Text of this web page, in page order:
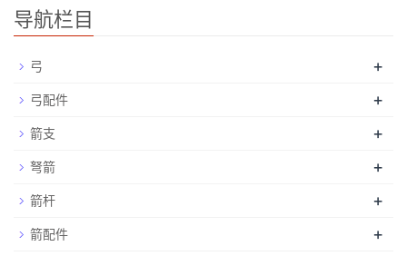
导航栏目
弓 +
弓配件 +
箭支 +
弩箭 +
箭杆 +
箭配件 +